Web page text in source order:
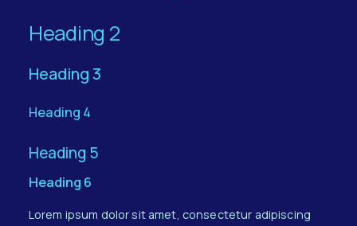
Heading 2
Heading 3
Heading 4
Heading 5
Heading 6
Lorem ipsum dolor sit amet, consectetur adipiscing